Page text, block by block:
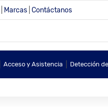
Marcas Contáctanos
Acceso y Asistencia Detección